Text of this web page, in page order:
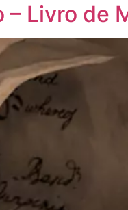
– Livro de